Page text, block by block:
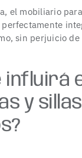
el mobiliario
sin perjuicio
influirá
y